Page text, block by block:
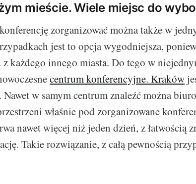
mieście. Wiele miejsc do
zorganizować można także w
jest to opcja wygodniejsza,
każdego innego miasta. Do tego w
centrum konferencyjne. Kraków
w samym centrum znaleźć można
właśnie pod zorganizowane
nawet więcej niż jeden dzień, z łatwością
Takie rozwiązanie, z całą pewnością